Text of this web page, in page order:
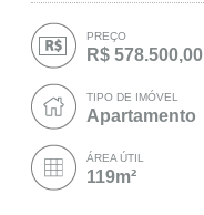
PREÇO
R$ 578.500,00
TIPO DE IMÓVEL
Apartamento
ÁREA ÚTIL
119m²